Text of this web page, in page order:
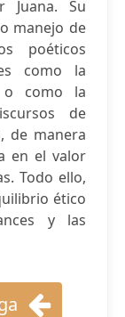
Su
manejo de
poéticos
como la
o como la
de
de manera
en el valor
Todo ello,
ético
y las